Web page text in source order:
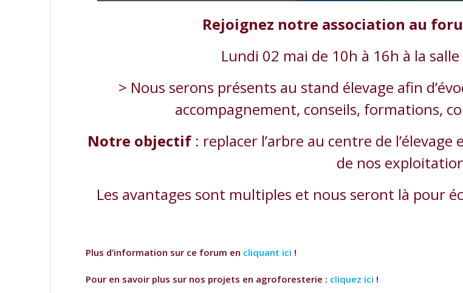
Rejoignez notre association au
Lundi 02 mai de 10h à 16h à la
> Nous serons présents au stand élevage afin
accompagnement, conseils, formations,
Notre objectif: replacer l’arbre au centre de
de nos
Les avantages sont multiples et nous seront là pour
Plus d’information sur ce forum en cliquant ici !
Pour en savoir plus sur nos projets en agroforesterie : cliquez ici !